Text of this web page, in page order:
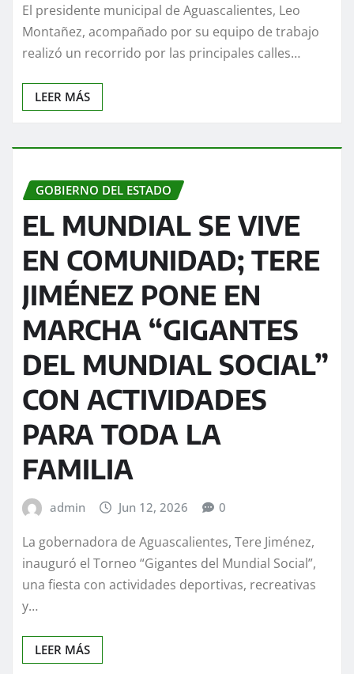
El presidente municipal de Aguascalientes, Leo
Montañez, acompañado por su equipo de trabajo
realizó un recorrido por las principales calles…
LEER MÁS
GOBIERNO DEL ESTADO
EL MUNDIAL SE VIVE
EN COMUNIDAD; TERE
JIMÉNEZ PONE EN
MARCHA “GIGANTES
DEL MUNDIAL SOCIAL”
CON ACTIVIDADES
PARA TODA LA
FAMILIA
admin Jun 12, 2026 0
La gobernadora de Aguascalientes, Tere Jiménez,
inauguró el Torneo “Gigantes del Mundial Social”,
una fiesta con actividades deportivas, recreativas
y…
LEER MÁS